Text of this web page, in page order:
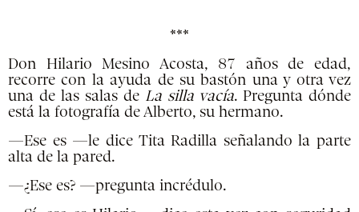
***
Don Hilario Mesino Acosta, 87 años de edad,
recorre con la ayuda de su bastón una y otra vez
una de las salas de La silla vacía. Pregunta dónde
está la fotografía de Alberto, su hermano.
—Ese es —le dice Tita Radilla señalando la parte
alta de la pared.
—¿Ese es? —pregunta incrédulo.